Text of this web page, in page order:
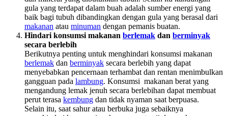
gula yang terdapat dalam buah adalah sumber energi yang
baik bagi tubuh dibandingkan dengan gula yang berasal dari
makanan atau minuman dengan pemanis buatan.
Hindari konsumsi makanan berlemak dan berminyak
secara berlebih
Berikutnya penting untuk menghindari konsumsi makanan
berlemak dan berminyak secara berlebih yang dapat
menyebabkan pencernaan terhambat dan rentan menimbulkan
gangguan pada lambung. Konsumsi makanan berat yang
mengandung lemak jenuh secara berlebihan dapat membuat
perut terasa kembung dan tidak nyaman saat berpuasa.
Selain itu, saat sahur atau berbuka juga sebaiknya